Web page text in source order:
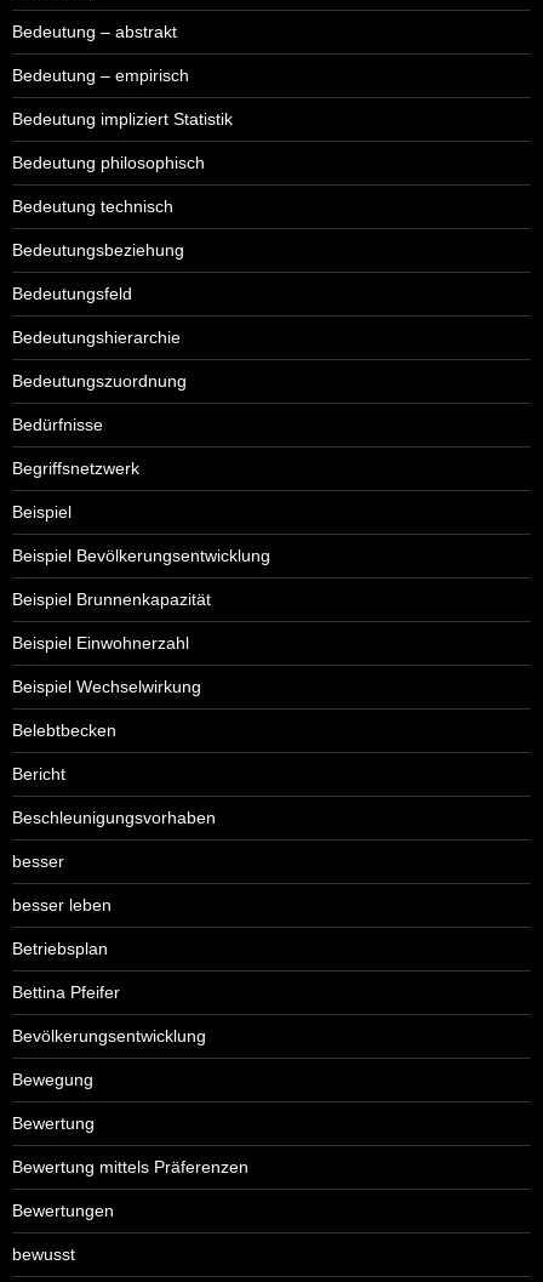
Bedeutung – abstrakt
Bedeutung – empirisch
Bedeutung impliziert Statistik
Bedeutung philosophisch
Bedeutung technisch
Bedeutungsbeziehung
Bedeutungsfeld
Bedeutungshierarchie
Bedeutungszuordnung
Bedürfnisse
Begriffsnetzwerk
Beispiel
Beispiel Bevölkerungsentwicklung
Beispiel Brunnenkapazität
Beispiel Einwohnerzahl
Beispiel Wechselwirkung
Belebtbecken
Bericht
Beschleunigungsvorhaben
besser
besser leben
Betriebsplan
Bettina Pfeifer
Bevölkerungsentwicklung
Bewegung
Bewertung
Bewertung mittels Präferenzen
Bewertungen
bewusst